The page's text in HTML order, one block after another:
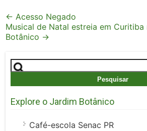
Post
navigation
← Acesso Negado
Musical de Natal estreia em Curitiba
Botânico →
Pesquisar
por:
Explore o Jardim Botânico
Café-escola Senac PR